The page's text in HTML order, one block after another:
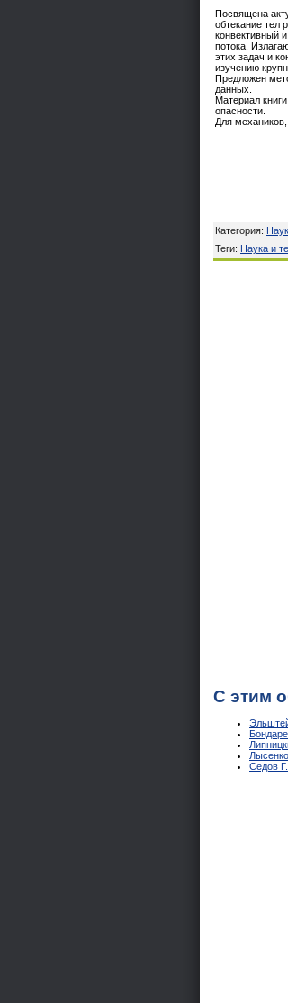
Посвящена
обтекание
конвективный
потока.
этих задач и
изучению
Предложен
данных.
Материал
опасности.
Для
Категория:
Теги: Наука и
С этим
Седов